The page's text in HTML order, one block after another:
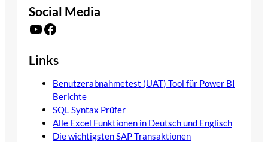
Social Media
YouTube Facebook
Links
Benutzerabnahmetest (UAT) Tool für Power BI
Berichte
SQL Syntax Prüfer
Alle Excel Funktionen in Deutsch und Englisch
Die wichtigsten SAP Transaktionen